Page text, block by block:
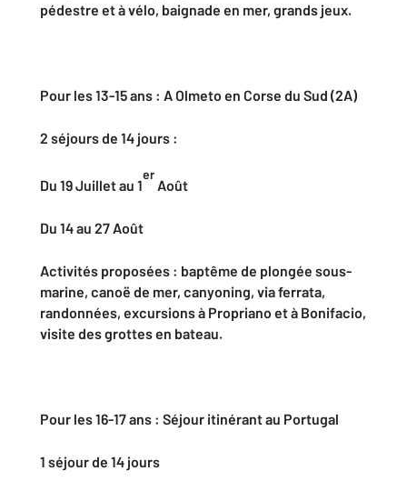
pédestre et à vélo, baignade en mer, grands jeux.
Pour les 13-15 ans : A Olmeto en Corse du Sud (2A)
2 séjours de 14 jours :
Du 19 Juillet au 1
er
Août
Du 14 au 27 Août
Activités proposées : baptême de plongée sous-
marine, canoë de mer, canyoning, via ferrata,
randonnées, excursions à Propriano et à Bonifacio,
visite des grottes en bateau.
Pour les 16-17 ans : Séjour itinérant au Portugal
1 séjour de 14 jours